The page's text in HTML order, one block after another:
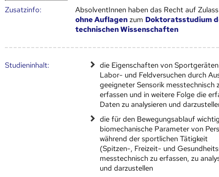
Zusatz­info:
AbsolventInnen haben das Recht auf
ohne Auflagen zum Doktoratsstudium
technischen Wissenschaften
Studien­inhalt:
die Eigenschaften von
Labor- und Feldversuchen durch
geeigneter Sensorik messtechnisch
erfassen und in weitere Folge die
Daten zu analysieren und
die für den Bewegungsablauf
biomechanische Parameter von
während der sportlichen Tätigkeit
(Spitzen-, Freizeit- und
messtechnisch zu erfassen, zu
und darzustellen